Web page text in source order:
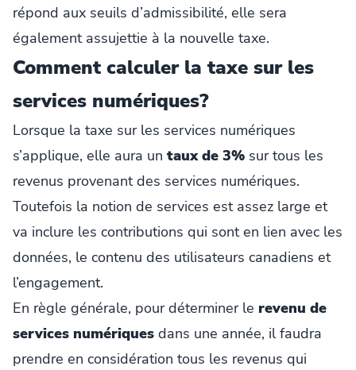
répond aux seuils d’admissibilité, elle sera
également assujettie à la nouvelle taxe.
Comment calculer la taxe sur les
services numériques?
Lorsque la taxe sur les services numériques
s’applique, elle aura un taux de 3% sur tous les
revenus provenant des services numériques.
Toutefois la notion de services est assez large et
va inclure les contributions qui sont en lien avec les
données, le contenu des utilisateurs canadiens et
l’engagement.
En règle générale, pour déterminer le revenu de
services numériques dans une année, il faudra
prendre en considération tous les revenus qui